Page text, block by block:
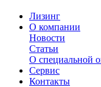
Лизинг
О компании
Новости
Статьи
О специальной
Сервис
Контакты